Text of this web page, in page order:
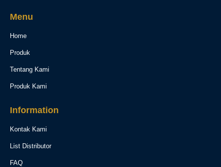
Menu
Home
Produk
Tentang Kami
Produk Kami
Information
Kontak Kami
List Distributor
FAQ